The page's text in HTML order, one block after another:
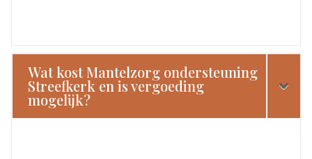
Wat kost Mantelzorg ondersteuning
Streefkerk en is vergoeding
mogelijk?